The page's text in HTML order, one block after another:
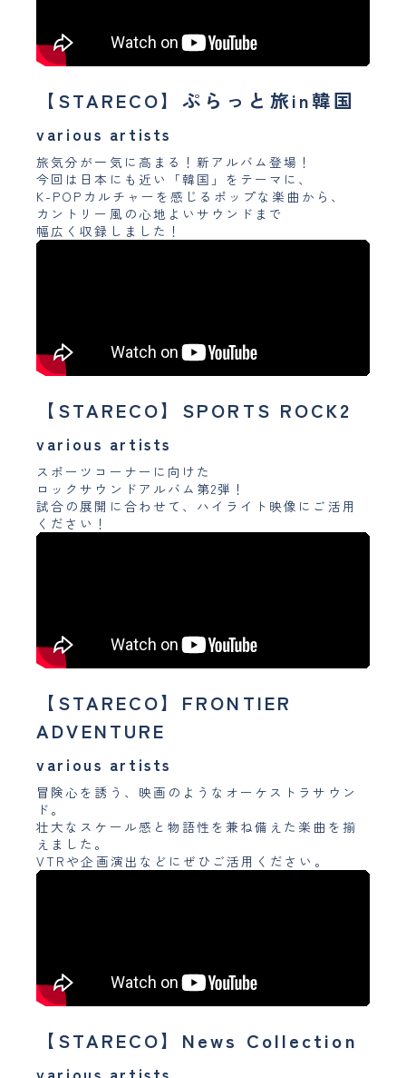
【STARECO】ぷらっと旅in韓国
various artists
旅気分が一気に高まる！新アルバム登場！
今回は日本にも近い「韓国」をテーマに、
K-POPカルチャーを感じるポップな楽曲から、
カントリー風の心地よいサウンドまで
幅広く収録しました！
【STARECO】SPORTS ROCK2
various artists
スポーツコーナーに向けた
ロックサウンドアルバム第2弾！
試合の展開に合わせて、ハイライト映像にご活用
ください！
【STARECO】FRONTIER
ADVENTURE
various artists
冒険心を誘う、映画のようなオーケストラサウン
ド。
壮大なスケール感と物語性を兼ね備えた楽曲を揃
えました。
VTRや企画演出などにぜひご活用ください。
【STARECO】News Collection